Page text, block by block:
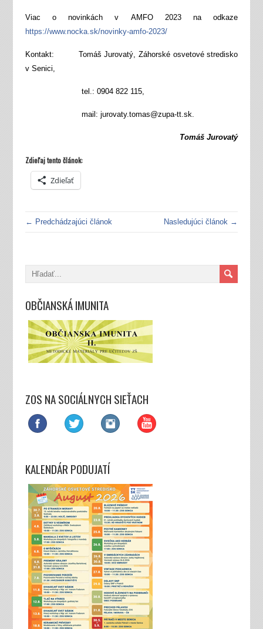
Viac o novinkách v AMFO 2023 na odkaze
https://www.nocka.sk/novinky-amfo-2023/
Kontakt: Tomáš Jurovatý, Záhorské osvetové stredisko
v Senici,
tel.: 0904 822 115,
mail: jurovaty.tomas@zupa-tt.sk.
Tomáš Jurovatý
Zdieľaj tento článok:
Zdieľať
← Predchádzajúci článok Nasledujúci článok →
OBČIANSKÁ IMUNITA
ZOS NA SOCIÁLNYCH SIEŤACH
KALENDÁR PODUJATÍ